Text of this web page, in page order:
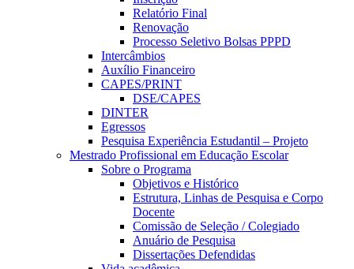
Relatório Final
Renovação
Processo Seletivo Bolsas PPPD
Intercâmbios
Auxílio Financeiro
CAPES/PRINT
DSE/CAPES
DINTER
Egressos
Pesquisa Experiência Estudantil – Projeto
Mestrado Profissional em Educação Escolar
Sobre o Programa
Objetivos e Histórico
Estrutura, Linhas de Pesquisa e Corpo
Docente
Comissão de Seleção / Colegiado
Anuário de Pesquisa
Dissertações Defendidas